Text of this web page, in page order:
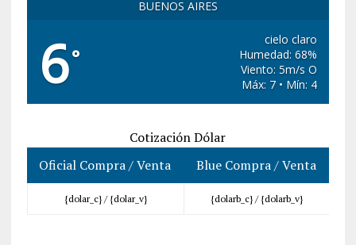
BUENOS AIRES
6°
cielo claro
Humedad: 68%
Viento: 5m/s O
Máx: 7 • Mín: 4
Cotización Dólar
Oficial Compra / Venta
Blue Compra / Venta
{dolar_c} / {dolar_v} {dolarb_c} / {dolarb_v}